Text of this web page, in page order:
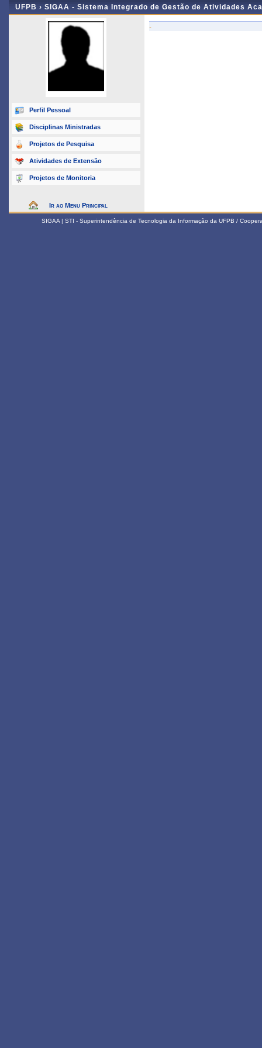
UFPB › SIGAA - Sistema Integrado de Gestão de Atividades
Perfil Pessoal
Disciplinas Ministradas
Projetos de Pesquisa
Atividades de Extensão
Projetos de Monitoria
Ir ao Menu Principal
-
SIGAA | STI - Superintendência de Tecnologia da Informação da UFPB /